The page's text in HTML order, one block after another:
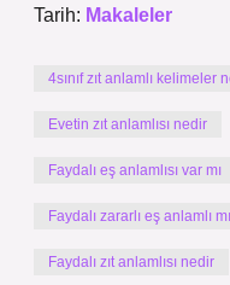
Tarih: Makaleler
4sınıf zıt anlamlı kelimeler
Evetin zıt anlamlısı nedir
Faydalı eş anlamlısı var mı
Faydalı zararlı eş anlamlı
Faydalı zıt anlamlısı nedir